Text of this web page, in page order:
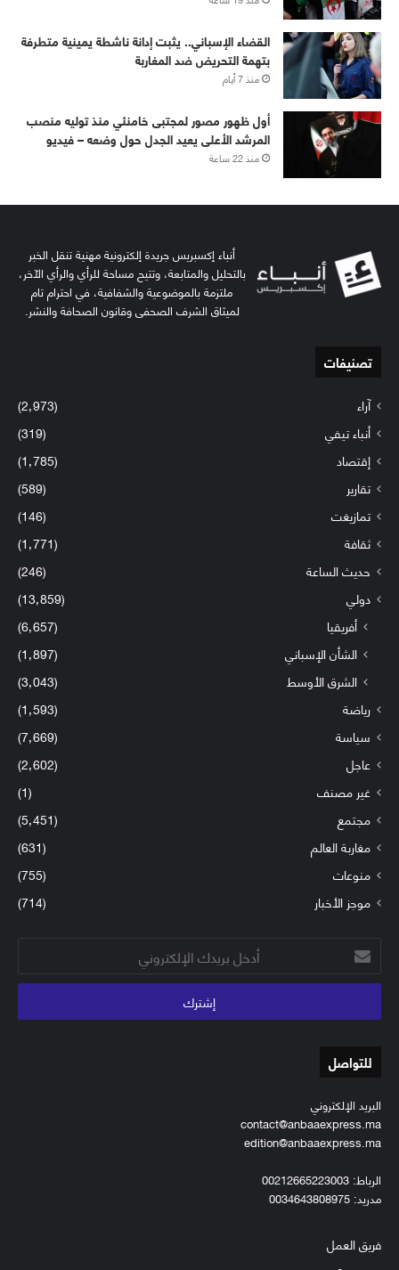
القضاء الإسباني.. يثبت إدانة ناشطة يمينية متطرفة
بتهمة التحريض ضد المغاربة
منذ 7 أيام
أول ظهور مصور لمجتبى خامنئي منذ توليه منصب
المرشد الأعلى يعيد الجدل حول وضعه – فيديو
منذ 22 ساعة
أنباء إكسبريس جريدة إلكترونية مهنية تنقل الخبر
بالتحليل والمتابعة، وتتيح مساحة للرأي والرأي الآخر،
ملتزمة بالموضوعية والشفافية، في احترام تام
لميثاق الشرف الصحفي وقانون الصحافة والنشر.
تصنيفات
آراء
(2٬973)
أنباء تيفي
(319)
إقتصاد
(1٬785)
تقارير
(589)
تمازيغت
(146)
ثقافة
(1٬771)
حديث الساعة
(246)
دولي
(13٬859)
أفريقيا
(6٬657)
الشأن الإسباني
(1٬897)
الشرق الأوسط
(3٬043)
رياضة
(1٬593)
سياسة
(7٬669)
عاجل
(2٬602)
غير مصنف
(1)
مجتمع
(5٬451)
مغاربة العالم
(631)
منوعات
(755)
موجز الأخبار
(714)
أدخل
بريدك
الإلكتروني
للتواصل
البريد الإلكتروني
contact@anbaaexpress.ma
edition@anbaaexpress.ma
الرباط: 00212665223003
مدريد: 0034643808975
فريق العمل